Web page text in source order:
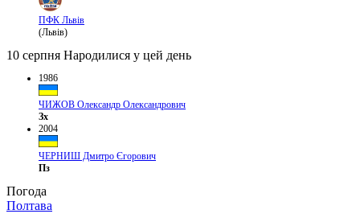
ПФК Львів
(Львів)
10 серпня Народилися у цей день
1986
ЧИЖОВ Олександр Олександрович
Зх
2004
ЧЕРНИШ Дмитро Єгорович
Пз
Погода
Полтава